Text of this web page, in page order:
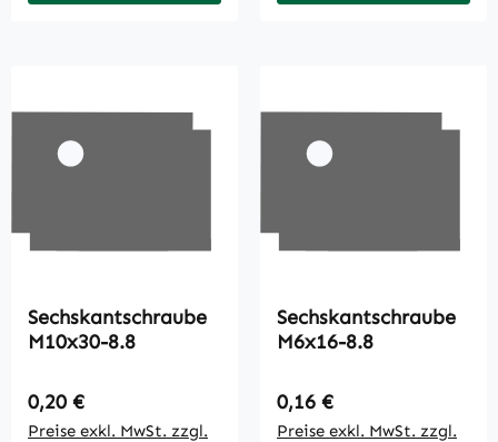
Sechskantschraube
M10x30-8.8
Regulärer Preis:
0,20 €
Preise exkl. MwSt. zzgl.
Sechskantschraube
M6x16-8.8
Regulärer Preis:
0,16 €
Preise exkl. MwSt. zzgl.